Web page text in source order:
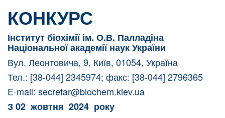
КОНКУРС
Інститут біохімії ім. О.В. Палладіна
Національної академії наук України
Вул. Леонтовича, 9, Київ, 01054, Україна
Тел.: [38-044] 2345974; факс: [38-044] 2796365
E-mail: secretar@biochem.kiev.ua
З 02 жовтня 2024 року